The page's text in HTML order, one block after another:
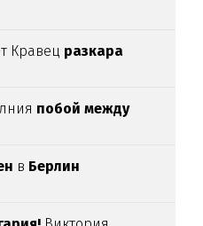
Кравец разкара
побой между
в Берлин